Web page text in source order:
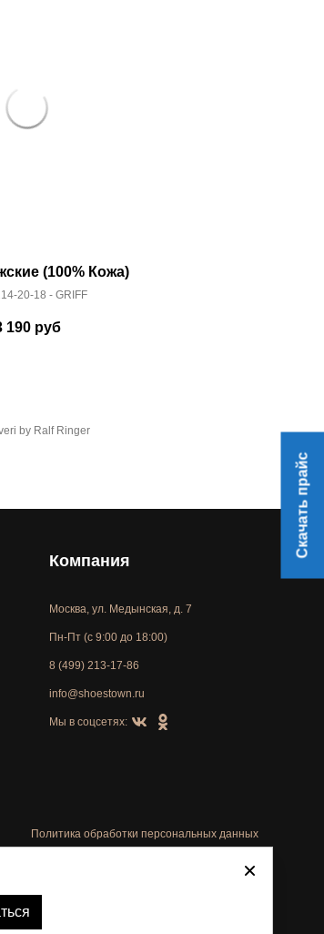
(100% Кожа)
20-18 - GRIFF
190руб
by Ralf Ringer
Компания
Москва, ул. Медынская, д. 7
Пн-Пт (с 9:00 до 18:00)
8 (499) 213-17-86
info@shoestown.ru
Мы в соцсетях:
Политика обработки персональных данных
Автоматизировано -
Скачать прайс